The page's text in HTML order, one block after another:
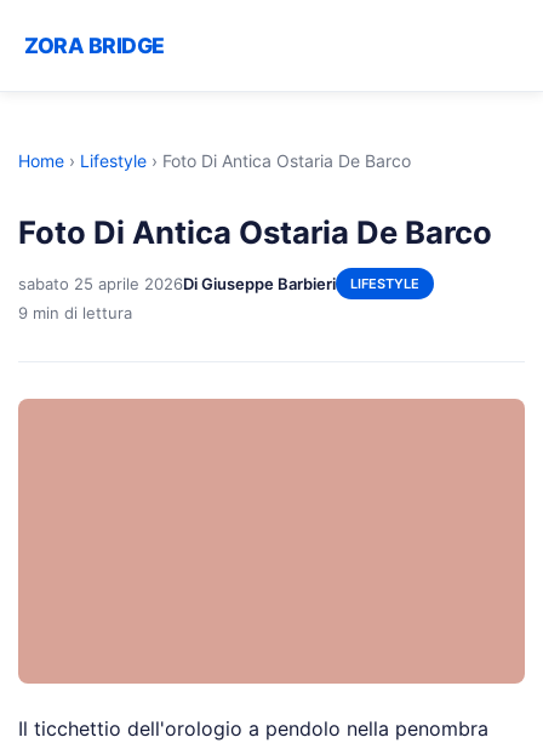
ZORA BRIDGE
Home › Lifestyle › Foto Di Antica Ostaria De Barco
Foto Di Antica Ostaria De Barco
sabato 25 aprile 2026Di Giuseppe Barbieri LIFESTYLE
9 min di lettura
Il ticchettio dell'orologio a pendolo nella penombra